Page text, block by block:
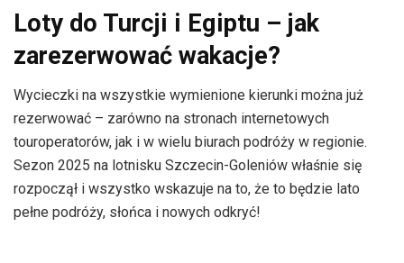
Loty do Turcji i Egiptu – jak
zarezerwować wakacje?
Wycieczki na wszystkie wymienione kierunki można już
rezerwować – zarówno na stronach internetowych
touroperatorów, jak i w wielu biurach podróży w regionie.
Sezon 2025 na lotnisku Szczecin-Goleniów właśnie się
rozpoczął i wszystko wskazuje na to, że to będzie lato
pełne podróży, słońca i nowych odkryć!